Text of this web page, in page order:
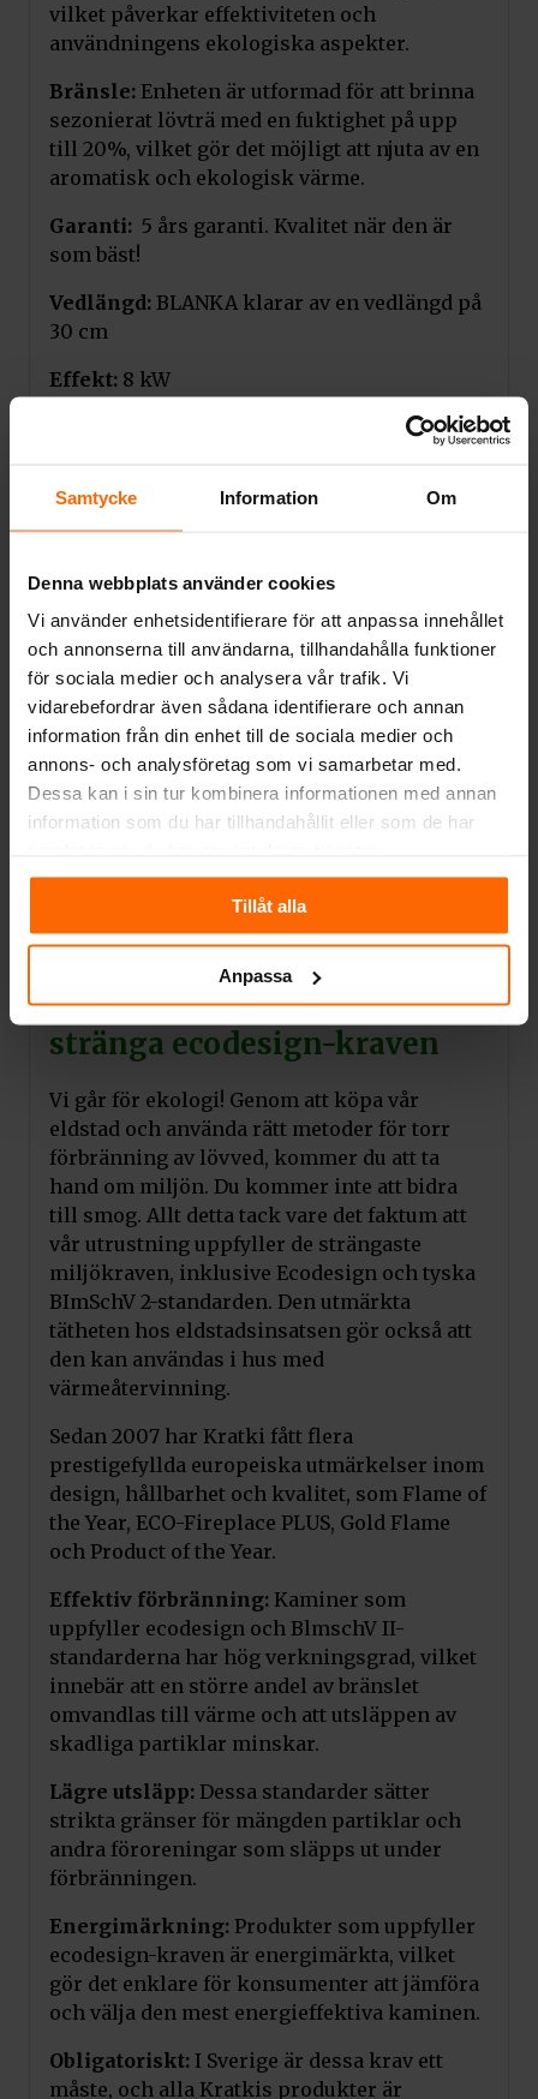
Samtycke Information Om
Denna webbplats använder cookies
Vi använder enhetsidentifierare för att anpassa innehållet
och annonserna till användarna, tillhandahålla funktioner
för sociala medier och analysera vår trafik. Vi
vidarebefordrar även sådana identifierare och annan
information från din enhet till de sociala medier och
annons- och analysföretag som vi samarbetar med.
Dessa kan i sin tur kombinera informationen med annan
information som du har tillhandahållit eller som de har
Tillåt alla
Anpassa
vilket påverkar effektiviteten och
användningens ekologiska aspekter.
Bränsle: Enheten är utformad för att brinna
sezonierat lövträ med en fuktighet på upp
till 20%, vilket gör det möjligt att njuta av en
aromatisk och ekologisk värme.
Garanti: 5 års garanti. Kvalitet när den är
som bäst!
Vedlängd: BLANKA klarar av en vedlängd på
30 cm
Effekt: 8 kW
En av Europas ledande
kaminproducenter
Kratki grundades 1998 och har varit aktivt i
över 25 år. Under denna tid har företaget
vuxit till att bli en av Europas främsta
tillverkare av kaminer och eldstäder. Med
sin bas i Polen har Kratki etablerat sig som
en betydande aktör på den europeiska
marknaden.
Företaget har en toppmodern
produktionsanläggning som sträcker sig
avancerad teknik för att säkerställa hög
kvalitet och effektiv produktion.
BLANKA uppfyller de
stränga ecodesign-kraven
Vi går för ekologi! Genom att köpa vår
eldstad och använda rätt metoder för torr
förbränning av lövved, kommer du att ta
hand om miljön. Du kommer inte att bidra
till smog. Allt detta tack vare det faktum att
vår utrustning uppfyller de strängaste
miljökraven, inklusive Ecodesign och tyska
BImSchV 2-standarden. Den utmärkta
tätheten hos eldstadsinsatsen gör också att
den kan användas i hus med
värmeåtervinning.
Sedan 2007 har Kratki fått flera
prestigefyllda europeiska utmärkelser inom
design, hållbarhet och kvalitet, som Flame of
the Year, ECO-Fireplace PLUS, Gold Flame
och Product of the Year.
Effektiv förbränning: Kaminer som
uppfyller ecodesign och BlmschV II-
standarderna har hög verkningsgrad, vilket
innebär att en större andel av bränslet
omvandlas till värme och att utsläppen av
skadliga partiklar minskar.
Lägre utsläpp: Dessa standarder sätter
strikta gränser för mängden partiklar och
andra föroreningar som släpps ut under
förbränningen.
Energimärkning: Produkter som uppfyller
ecodesign-kraven är energimärkta, vilket
gör det enklare för konsumenter att jämföra
och välja den mest energieffektiva kaminen.
Obligatoriskt: I Sverige är dessa krav ett
måste, och alla Kratkis produkter är